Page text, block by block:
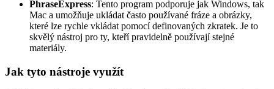
PhraseExpress: Tento program podporuje jak Windows, tak
Mac a umožňuje ukládat často používané fráze a obrázky,
které lze rychle vkládat pomocí definovaných zkratek. Je to
skvělý nástroj pro ty, kteří pravidelně používají stejné
materiály.
Jak tyto nástroje využít